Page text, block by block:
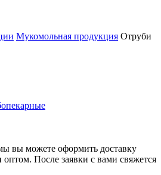
Мукомольная продукция Отруби
вы можете оформить доставку
После заявки с вами свяжется